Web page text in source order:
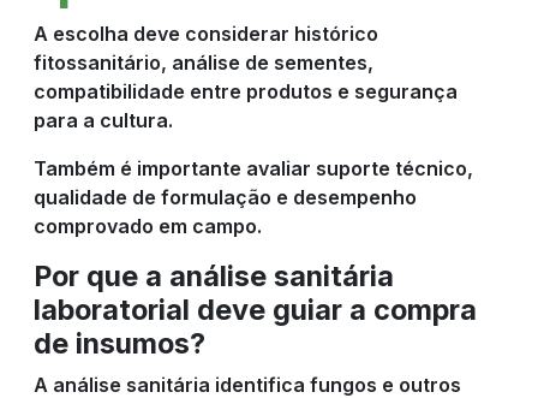
A escolha deve considerar histórico
fitossanitário, análise de sementes,
compatibilidade entre produtos e segurança
para a cultura.
Também é importante avaliar suporte técnico,
qualidade de formulação e desempenho
comprovado em campo.
Por que a análise sanitária
laboratorial deve guiar a compra
de insumos?
A análise sanitária identifica fungos e outros